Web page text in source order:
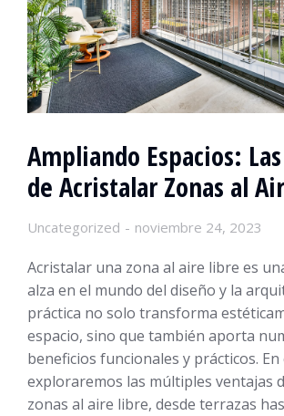
Ampliando Espacios:
de Acristalar Zonas al
Uncategorized noviembre 24, 2023
Acristalar una zona al aire libre es
alza en el mundo del diseño y la
práctica no solo transforma
espacio, sino que también aporta
beneficios funcionales y prácticos.
exploraremos las múltiples ventajas
zonas al aire libre, desde terrazas